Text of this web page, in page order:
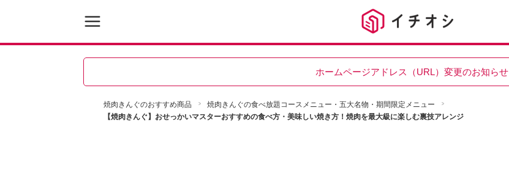
ホームページアドレス（URL）変更のお知らせ
焼肉きんぐのおすすめ商品
焼肉きんぐの食べ放題コースメニュー・五大名物・期間限定メニュー
【焼肉きんぐ】おせっかいマスターおすすめの食べ方・美味しい焼き方！焼肉を最大級に楽しむ裏技アレンジ